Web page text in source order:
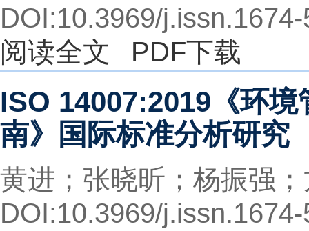
DOI:10.3969/
阅读全文
PDF下载
ISO 14007:2019《环
南》国际标准分析研究
黄进；张晓昕；杨振强
DOI:10.3969/